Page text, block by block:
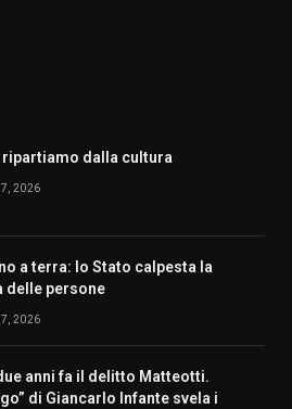
ripartiamo dalla cultura
7, 2026
a terra: lo Stato calpesta la
delle persone
7, 2026
anni fa il delitto Matteotti.
di Giancarlo Infante svela i